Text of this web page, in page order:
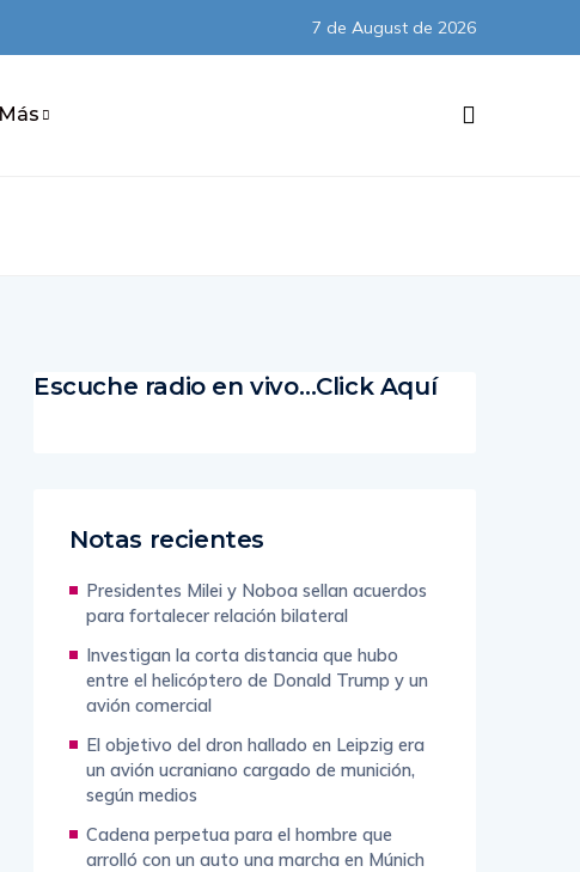
7 de August de 2026
Más
Escuche radio en vivo…Click Aquí
Notas recientes
Presidentes Milei y Noboa sellan acuerdos
para fortalecer relación bilateral
Investigan la corta distancia que hubo
entre el helicóptero de Donald Trump y un
avión comercial
El objetivo del dron hallado en Leipzig era
un avión ucraniano cargado de munición,
según medios
Cadena perpetua para el hombre que
arrolló con un auto una marcha en Múnich